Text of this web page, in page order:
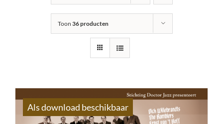
Toon 36 producten
Als download beschikbaar